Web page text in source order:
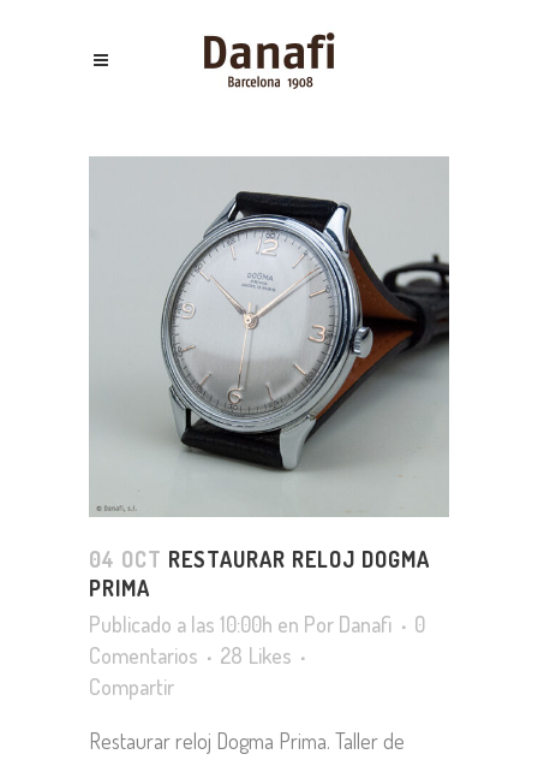
04 OCT RESTAURAR RELOJ DOGMA
PRIMA
Publicado a las 10:00h en Por Danafi
0
Comentarios
28 Likes
Compartir
Restaurar reloj Dogma Prima. Taller de